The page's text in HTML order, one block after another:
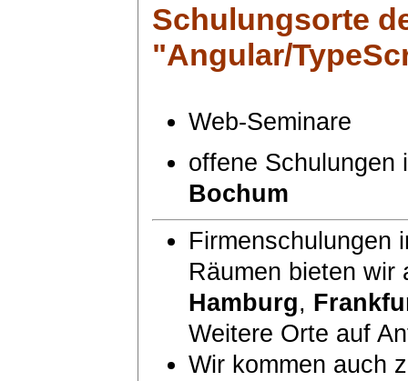
Schulungsorte
"Angular/
Web-Seminare
offene Schulungen
Bochum
Firmenschulungen
Räumen bieten
Hamburg,
Weitere Orte auf
Wir kommen auch